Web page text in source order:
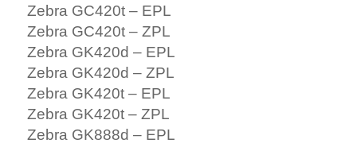
Zebra GC420t – EPL
Zebra GC420t – ZPL
Zebra GK420d – EPL
Zebra GK420d – ZPL
Zebra GK420t – EPL
Zebra GK420t – ZPL
Zebra GK888d – EPL